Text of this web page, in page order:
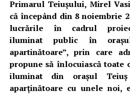
Primarul Teiușului, Mirel
că începând din 8 noiembrie
lucrările
încadrul
iluminat public în
apartinătoare”, prin care
propune să înlocuiască toate
iluminat din orașul
aparținătoare cu unele noi,